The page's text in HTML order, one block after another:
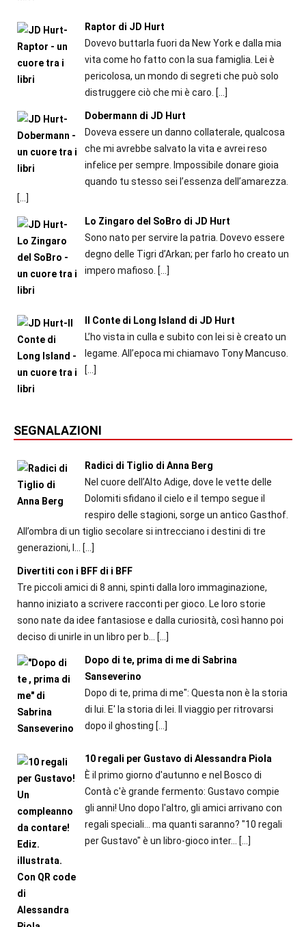
Raptor di JD Hurt
Dovevo buttarla fuori da New York e dalla mia
vita come ho fatto con la sua famiglia. Lei è
pericolosa, un mondo di segreti che può solo
distruggere ciò che mi è caro. […]
Dobermann di JD Hurt
Doveva essere un danno collaterale, qualcosa
che mi avrebbe salvato la vita e avrei reso
infelice per sempre. Impossibile donare gioia
quando tu stesso sei l’essenza dell’amarezza.
[…]
Lo Zingaro del SoBro di JD Hurt
Sono nato per servire la patria. Dovevo essere
degno delle Tigri d’Arkan; per farlo ho creato un
impero mafioso. […]
Il Conte di Long Island di JD Hurt
L’ho vista in culla e subito con lei si è creato un
legame. All’epoca mi chiamavo Tony Mancuso.
[…]
SEGNALAZIONI
Radici di Tiglio di Anna Berg
Nel cuore dell’Alto Adige, dove le vette delle
Dolomiti sfidano il cielo e il tempo segue il
respiro delle stagioni, sorge un antico Gasthof.
All’ombra di un tiglio secolare si intrecciano i destini di tre
generazioni, l...
[…]
Divertiti con i BFF di i BFF
Tre piccoli amici di 8 anni, spinti dalla loro immaginazione,
hanno iniziato a scrivere racconti per gioco. Le loro storie
sono nate da idee fantasiose e dalla curiosità, così hanno poi
deciso di unirle in un libro per b...
[…]
Dopo di te, prima di me di Sabrina
Sanseverino
Dopo di te, prima di me": Questa non è la storia
di lui. E' la storia di lei. Il viaggio per ritrovarsi
dopo il ghosting […]
10 regali per Gustavo di Alessandra Piola
È il primo giorno d'autunno e nel Bosco di
Contà c'è grande fermento: Gustavo compie
gli anni! Uno dopo l'altro, gli amici arrivano con
regali speciali... ma quanti saranno? "10 regali
per Gustavo" è un libro-gioco inter... […]